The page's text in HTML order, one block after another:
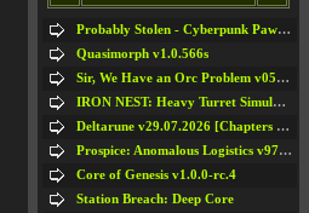
Probably Stolen - Cyberpunk Pawnshop Simulator v048c [Playtest]
Quasimorph v1.0.566s
Sir, We Have an Orc Problem v05.08.2026
IRON NEST: Heavy Turret Simulator v1.0a
Deltarune v29.07.2026 [Chapters 1-5] / + RUS [Chapters 1-5]
Prospice: Anomalous Logistics v97 [Playtest]
Core of Genesis v1.0.0-rc.4
Station Breach: Deep Core